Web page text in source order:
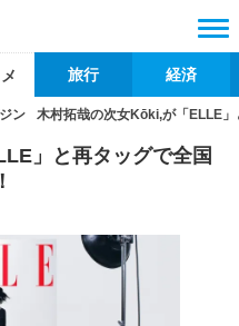
旅行 経済
ン 木村拓哉の次女Kōki,が「ELLE
」と再タッグで全国